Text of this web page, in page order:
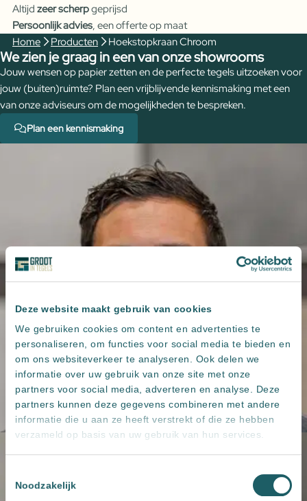
Deze website maakt gebruik van cookies
We gebruiken cookies om content en advertenties te
personaliseren, om functies voor social media te bieden en
om ons websiteverkeer te analyseren. Ook delen we
informatie over uw gebruik van onze site met onze
partners voor social media, adverteren en analyse. Deze
partners kunnen deze gegevens combineren met andere
informatie die u aan ze heeft verstrekt of die ze hebben
verzameld op basis van uw gebruik van hun services.
Noodzakelijk
Altijd zeer scherpgeprijsd
Persoonlijk advies, een offerte op maat
Home
Producten Hoekstopkraan Chroom
We zien je graag in een van onze showrooms
Jouw wensen op papier zetten en de perfecte tegels uitzoeken voor
jouw (buiten)ruimte? Plan een vrijblijvende kennismaking met een
van onze adviseurs om de mogelijkheden te bespreken.
Plan een kennismaking